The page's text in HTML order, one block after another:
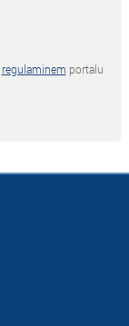
regulaminem portalu